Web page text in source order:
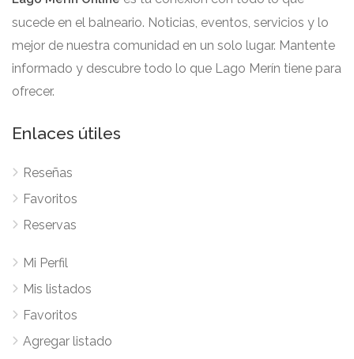
sucede en el balneario. Noticias, eventos, servicios y lo
mejor de nuestra comunidad en un solo lugar. Mantente
informado y descubre todo lo que Lago Merín tiene para
ofrecer.
Enlaces útiles
Reseñas
Favoritos
Reservas
Mi Perfil
Mis listados
Favoritos
Agregar listado